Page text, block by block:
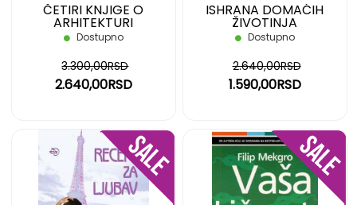
ČETIRI KNJIGE O
ARHITEKTURI
Dostupno
2.640,00RSD
3.300,00RSD
ISHRANA DOMAĆIH
ŽIVOTINJA
Dostupno
1.590,00RSD
2.640,00RSD
DODAJ
NA
NA